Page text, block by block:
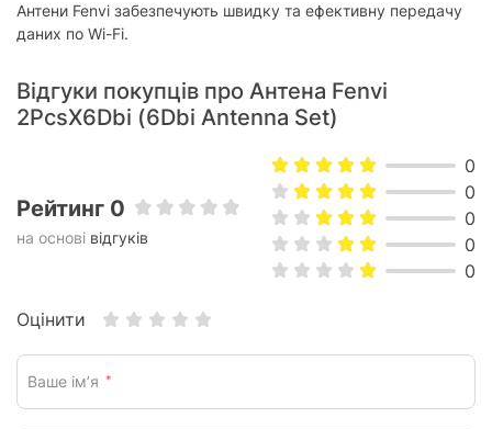
Антени Fenvi забезпечують швидку та ефективну передачу
даних по Wi-Fi.
Відгуки покупців про Антена Fenvi
2PcsX6Dbi (6Dbi Antenna Set)
Рейтинг 0
на основі відгуків
0
0
0
0
0
Оцінити
Ваше ім’я *